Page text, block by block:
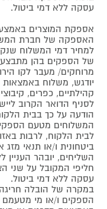
עסקה ללא דמי ביטול.
אספקת המוצרים
האספקה של חברת
למחיר דמי המשלוח
של הספקים בהן
מרוחקים/ מעבר לקו
יודגש, משלוח
קהילתיים, כפרים,
לסניף הדואר הקרוב
הודעה על כך בבית
המשלוחים מטעם
לבית הלקוח, לרבות
ביטחונית ו/או תנאי מזג
השליחים, יובהר העניין
חליפי המקובל על שני
עסקה ללא דמי ביטול.
במקרה של הובלה
הספקים ו/או מי מטעמם